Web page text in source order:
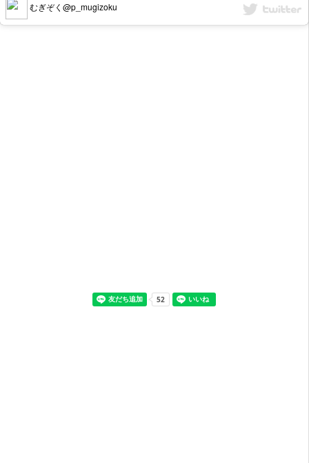
むぎぞく@p_mugizoku